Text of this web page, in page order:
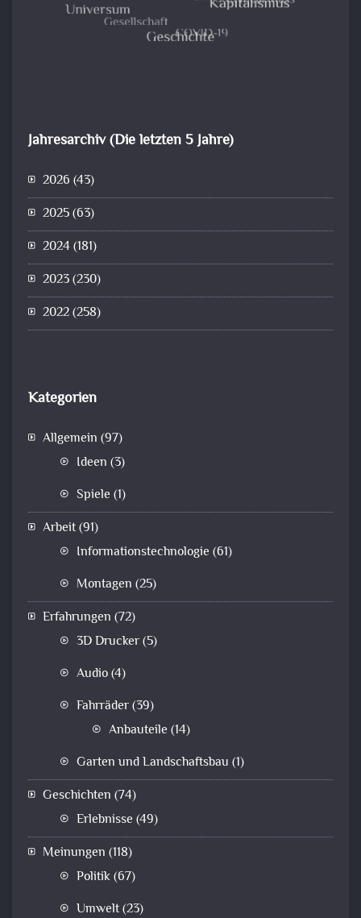
Jahresarchiv (Die letzten 5 Jahre)
2026 (43)
2025(63)
2024(181)
2023(230)
2022(258)
Kategorien
Allgemein (97)
Ideen (3)
Spiele (1)
Arbeit(91)
Informationstechnologie (61)
Montagen (25)
Erfahrungen (72)
3D Drucker(5)
Audio(4)
Fahrräder(39)
Anbauteile (14)
Garten und Landschaftsbau (1)
Geschichten (74)
Erlebnisse (49)
Meinungen (118)
Politik(67)
Umwelt(23)